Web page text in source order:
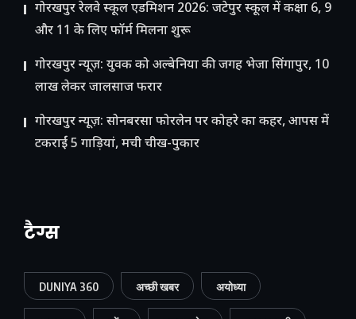
गोरखपुर रेलवे स्कूल एडमिशन 2026: जटेपुर स्कूल में कक्षा 6, 9
और 11 के लिए फॉर्म मिलना शुरू
गोरखपुर न्यूज़: युवक को अल्बेनिया की जगह भेजा सिंगापुर, 10
लाख लेकर जालसाज फरार
गोरखपुर न्यूज़: सोनबरसा फोरलेन पर कोहरे का कहर, आपस में
टकराईं 5 गाड़ियां, मची चीख-पुकार
टैग्स
DUNIYA 360 अच्छी खबर अयोध्या